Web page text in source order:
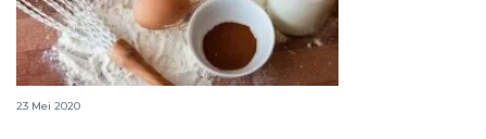
Cara agar nastar tak mudah bulukan
23 Mei 2020